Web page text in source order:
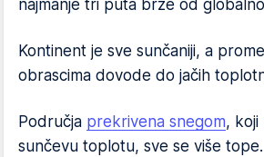
najmanje tri puta brže od
Kontinent je sve sunčaniji, a
obrascima dovode do jačih
Područja prekrivena snegom, koji
sunčevu toplotu, sve se više tope.